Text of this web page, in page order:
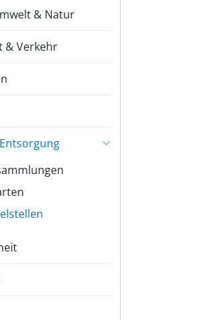
& Natur
& Verkehr